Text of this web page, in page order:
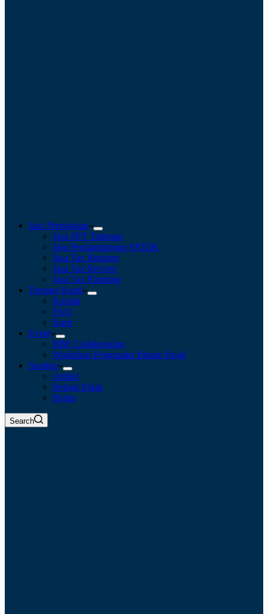
Jasa Perpajakan
Jasa SPT Tahunan
Jasa Pendampingan SP2DK
Jasa Tax Retainer
Jasa Tax Review
Jasa Tax Planning
Tentang Kami
Kontak
FAQ
Karir
Event
BBF Collaboration
Workshop Pengusaha Paham Pajak
Sumber
Artikel
Belajar Pajak
Berita
Search